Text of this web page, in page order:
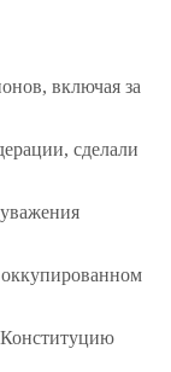
включая за
сделали
Конституцию